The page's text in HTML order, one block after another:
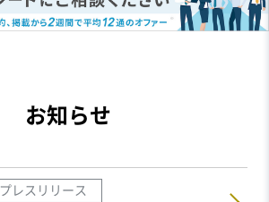
お知らせ
プレスリリース